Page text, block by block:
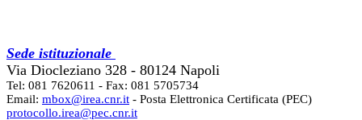
Sede istituzionale
Via Diocleziano 328 - 80124 Napoli
Tel: 081 7620611 - Fax: 081 5705734
Email: mbox@irea.cnr.it - Posta Elettronica Certificata (PEC)
protocollo.irea@pec.cnr.it